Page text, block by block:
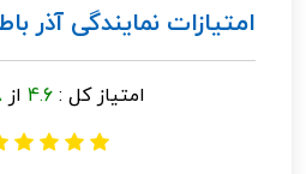
امتیازات نمایندگی آذر
امتیاز کل :4.6 از